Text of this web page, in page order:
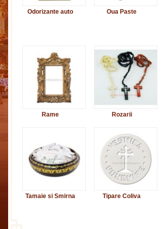
Odorizante auto Oua Paste
Rame Rozarii
Tamaie si Smirna Tipare Coliva